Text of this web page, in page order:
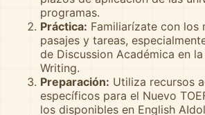
programas.
Práctica: Familiarízate con los
pasajes y tareas,
de Discussion Académica en
Writing.
Preparación: Utiliza recursos
específicos para el Nuevo
los disponibles en English